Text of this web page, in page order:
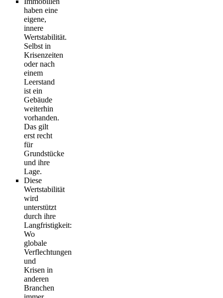
haben eine
eigene,
innere
Wertstabilität.
Selbst in
Krisenzeiten
oder nach
einem
Leerstand
ist ein
Gebäude
weiterhin
vorhanden.
Das gilt
erst recht
für
Grundstücke
und ihre
Lage.
Diese
Wertstabilität
wird
unterstützt
durch ihre
Langfristigkeit:
Wo
globale
Verflechtungen
und
Krisen in
anderen
Branchen